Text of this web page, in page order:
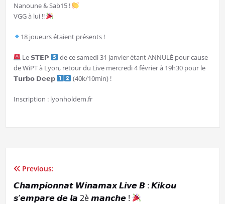
Nanoune & Sab15 !
VGG à lui !!
18 joueurs étaient présents !
Le 𝗦𝗧𝗘𝗣
de ce samedi 31 janvier étant ANNULÉ pour cause
de WiPT à Lyon, retour du Live mercredi 4 février à 19h30 pour le
𝗧𝘂𝗿𝗯𝗼 𝗗𝗲𝗲𝗽
(40k/10min) !
Inscription : lyonholdem.fr
Navigation
de
Previous:
𝘾𝙝𝙖𝙢𝙥𝙞𝙤𝙣𝙣𝙖𝙩 𝙒𝙞𝙣𝙖𝙢𝙖𝙭 𝙇𝙞𝙫𝙚 𝘽 : 𝙆𝙞𝙠𝙤𝙪
𝙨’𝙚𝙢𝙥𝙖𝙧𝙚 𝙙𝙚 𝙡𝙖 2è 𝙢𝙖𝙣𝙘𝙝𝙚 !